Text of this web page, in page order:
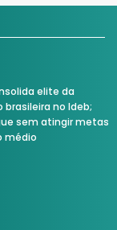
elite da
brasileira no Ideb;
sem atingir metas
médio